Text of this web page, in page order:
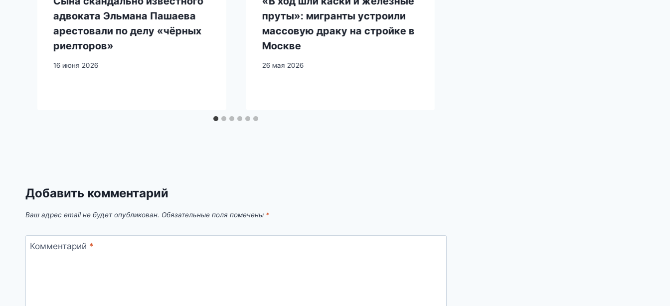
адвоката Эльмана Пашаева
арестовали по делу «чёрных
риелторов»
16 июня 2026
пруты»: мигранты устроили
массовую драку на стройке в
Москве
26 мая 2026
Добавить комментарий
Ваш адрес email не будет опубликован. Обязательные поля помечены *
Комментарий *